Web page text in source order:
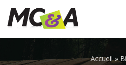
Accueil»